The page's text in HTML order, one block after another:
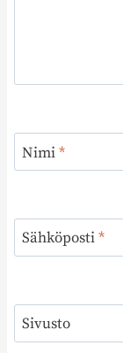
Nimi*
Sähköposti*
Sivusto